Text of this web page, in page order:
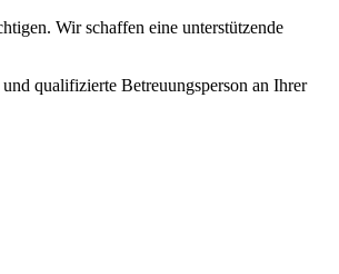
Wir schaffen eine unterstützende
qualifizierte Betreuungsperson an Ihrer